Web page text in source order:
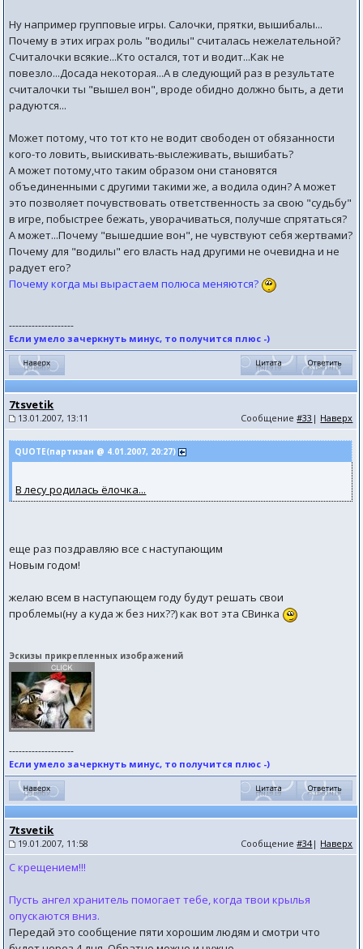
Ну например групповые игры. Салочки, прятки, вышибалы...
Почему в этих играх роль "водилы" считалась нежелательной?
Считалочки всякие...Кто остался, тот и водит...Как не
повезло...Досада некоторая...А в следующий раз в результате
считалочки ты "вышел вон", вроде обидно должно быть, а дети
радуются...
Может потому, что тот кто не водит свободен от обязанности
кого-то ловить, выискивать-выслеживать, вышибать?
А может потому,что таким образом они становятся
объединенными с другими такими же, а водила один? А может
это позволяет почувствовать ответственность за свою "судьбу"
в игре, побыстрее бежать, уворачиваться, получше спрятаться?
А может...Почему "вышедшие вон", не чувствуют себя жертвами?
Почему для "водилы" его власть над другими не очевидна и не
радует его?
Почему когда мы вырастаем полюса меняются?
--------------------
Если умело зачеркнуть минус, то получится плюс -)
7tsvetik
13.01.2007, 13:11 Сообщение#33 | Наверх
QUOTE(партизан @ 4.01.2007, 20:27)
В лесу родилась ёлочка...
еще раз поздравляю все с наступающим
Новым годом!
желаю всем в наступающем году будут решать свои
проблемы(ну а куда ж без них??) как вот эта СВинка
Эскизы прикрепленных изображений
--------------------
Если умело зачеркнуть минус, то получится плюс -)
7tsvetik
19.01.2007, 11:58 Сообщение#34| Наверх
С крещением!!!
Пусть ангел хранитель помогает тебе, когда твои крылья
опускаются вниз.
Передай это сообщение пяти хорошим людям и смотри что